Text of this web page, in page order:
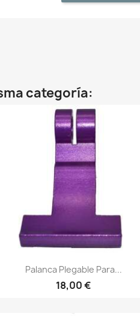
categoría:
Vista rápida
Palanca Plegable Para...
18,00 €